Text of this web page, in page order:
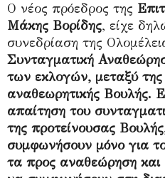
Ο νέος πρόεδρος της
Μάκης Βορίδης, είχε
συνεδρίαση της
Συνταγματική
των εκλογών, μεταξύ της
αναθεωρητικής Βουλής.
απαίτηση του
της προτείνουσας
συμφωνήσουν μόνο για
τα προς αναθεώρηση και